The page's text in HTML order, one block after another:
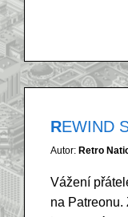
REWIND
Autor: Retro
Vážení
na Patreonu.